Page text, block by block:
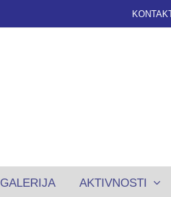
GALERIJA AKTIVNOSTI